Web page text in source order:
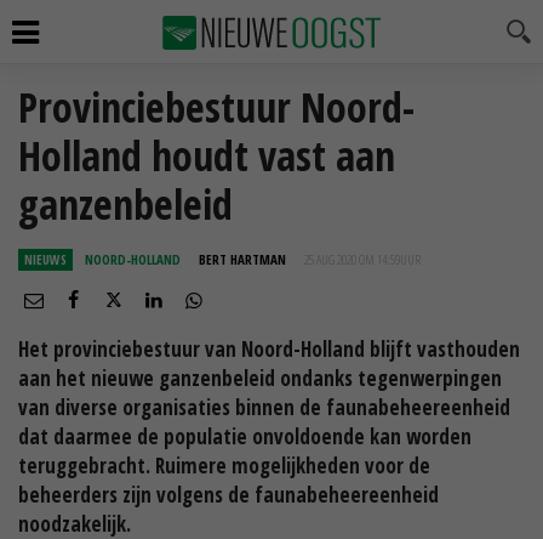
Provinciebestuur Noord-
Holland houdt vast aan
ganzenbeleid
NIEUWS NOORD-HOLLAND BERT HARTMAN 25 AUG 2020 OM 14:59
Het provinciebestuur van Noord-Holland blijft vasthouden
aan het nieuwe ganzenbeleid ondanks tegenwerpingen
van diverse organisaties binnen de faunabeheereenheid
dat daarmee de populatie onvoldoende kan worden
teruggebracht. Ruimere mogelijkheden voor de
beheerders zijn volgens de faunabeheereenheid
noodzakelijk.